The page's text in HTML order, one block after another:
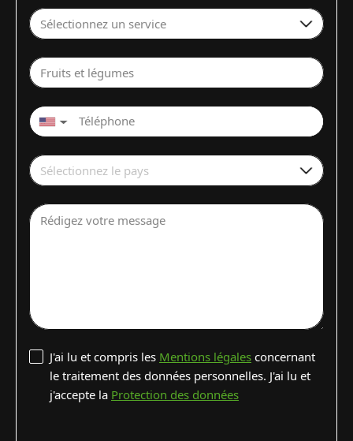
Sélectionnez un service
Fruits et légumes
▼
Sélectionnez le pays
Rédigez votre message
J'ai lu et compris les Mentions légales concernant
le traitement des données personnelles. J'ai lu et
j'accepte la Protection des données